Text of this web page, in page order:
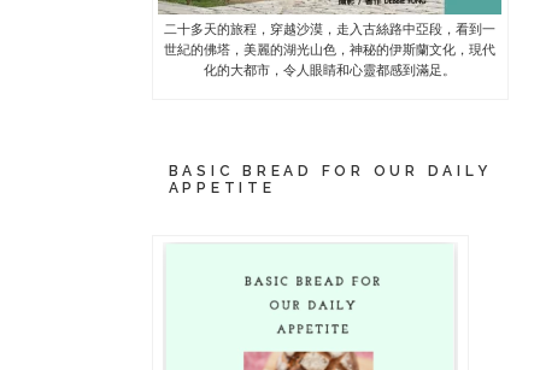
二十多天的旅程，穿越沙漠，走入古絲路中亞段，看到一
世紀的佛塔，美麗的湖光山色，神秘的伊斯蘭文化，現代
化的大都市，令人眼睛和心靈都感到滿足。
BASIC BREAD FOR OUR DAILY
APPETITE